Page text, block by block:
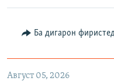
Ба дигарон
Август 05, 2026